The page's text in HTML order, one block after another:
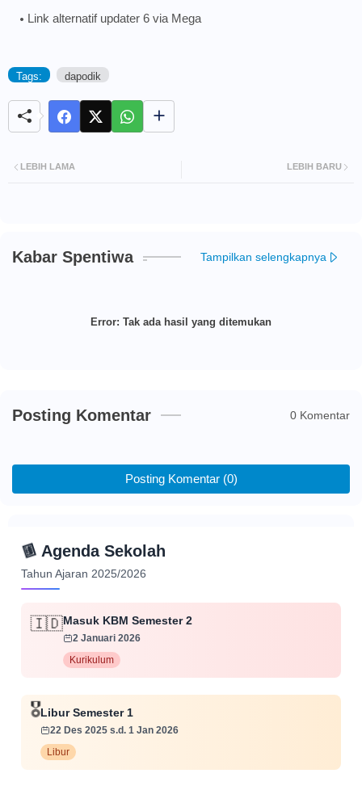
Link alternatif updater 6 via Mega
Tags: dapodik
LEBIH BARU
LEBIH LAMA
Kabar Spentiwa Tampilkan selengkapnya
Error: Tak ada hasil yang ditemukan
Posting Komentar 0 Komentar
Posting Komentar (0)
📅 Agenda Sekolah
Tahun Ajaran 2025/2026
🇮🇩 Masuk KBM Semester 2
2 Januari 2026
Kurikulum
🎖️Libur Semester 1
22 Des 2025 s.d. 1 Jan 2026
Libur